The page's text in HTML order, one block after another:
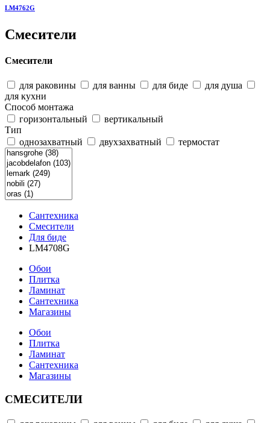
LM4762G
Смесители
Смесители
для раковины для ванны для биде
для душа
для кухни
Способ монтажа
горизонтальный
вертикальный
Тип
однозахватный
двухзахватный термостат
Сантехника
Смесители
Для биде
LM4708G
Обои
Плитка
Ламинат
Сантехника
Магазины
Обои
Плитка
Ламинат
Сантехника
Магазины
СМЕСИТЕЛИ